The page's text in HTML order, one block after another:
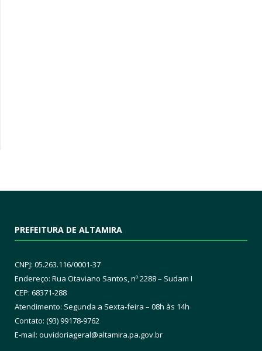
PREFEITURA DE ALTAMIRA
CNPJ: 05.263.116/0001-37
Endereço: Rua Otaviano Santos, nº 2288 – Sudam I
CEP: 68371-288
Atendimento: Segunda a Sexta-feira – 08h às 14h
Contato: (93) 99178-9762
E-mail: ouvidoriageral@altamira.pa.gov.br